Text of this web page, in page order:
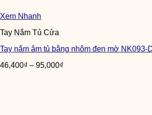
Xem Nhanh
Tay Nắm Tủ Cửa
Tay nắm âm tủ bằng nhôm đen mờ NK093-
46,400₫ – 95,000₫